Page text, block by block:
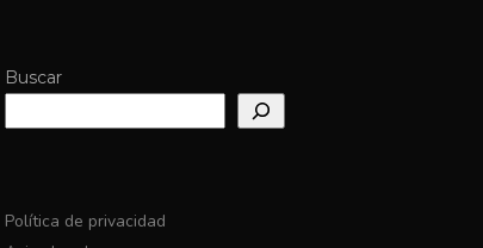
Buscar
Política de privacidad